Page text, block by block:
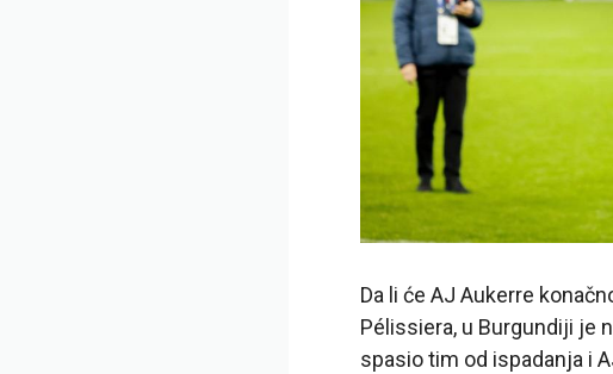
Da li će AJ Aukerre
Pélissiera, u Burgundiji je
spasio tim od ispadanja i